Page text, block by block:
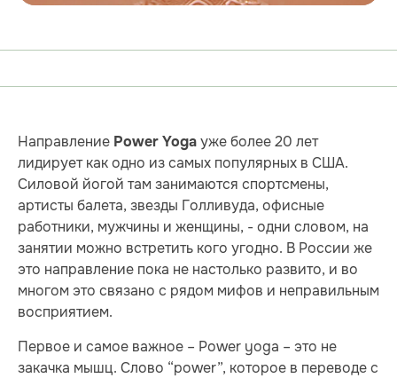
Направление Power Yoga уже более 20 лет
лидирует как одно из самых популярных в США.
Силовой йогой там занимаются спортсмены,
артисты балета, звезды Голливуда, офисные
работники, мужчины и женщины, - одни словом, на
занятии можно встретить кого угодно. В России же
это направление пока не настолько развито, и во
многом это связано с рядом мифов и неправильным
восприятием.
Первое и самое важное – Power yoga – это не
закачка мышц. Слово “power”, которое в переводе с